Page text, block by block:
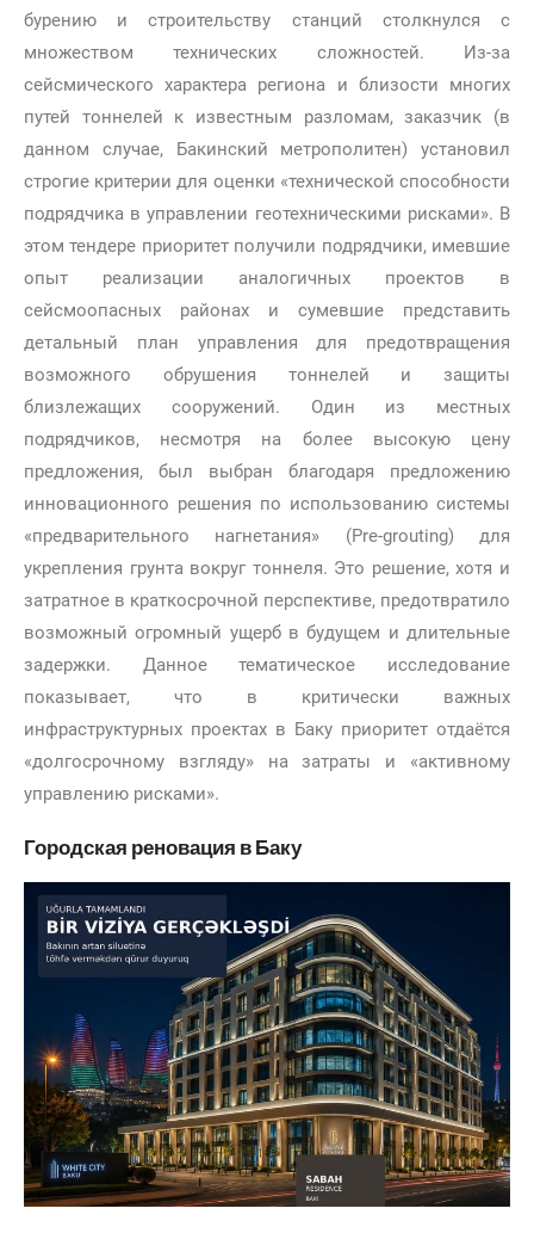
бурению и строительству станций столкнулся с
множеством технических сложностей. Из-за
сейсмического характера региона и близости многих
путей тоннелей к известным разломам, заказчик (в
данном случае, Бакинский метрополитен) установил
строгие критерии для оценки «технической способности
подрядчика в управлении геотехническими рисками». В
этом тендере приоритет получили подрядчики, имевшие
опыт реализации аналогичных проектов в
сейсмоопасных районах и сумевшие представить
детальный план управления для предотвращения
возможного обрушения тоннелей и защиты
близлежащих сооружений. Один из местных
подрядчиков, несмотря на более высокую цену
предложения, был выбран благодаря предложению
инновационного решения по использованию системы
«предварительного нагнетания» (Pre-grouting) для
укрепления грунта вокруг тоннеля. Это решение, хотя и
затратное в краткосрочной перспективе, предотвратило
возможный огромный ущерб в будущем и длительные
задержки. Данное тематическое исследование
показывает, что в критически важных
инфраструктурных проектах в Баку приоритет отдаётся
«долгосрочному взгляду» на затраты и «активному
управлению рисками».
Городская реновация в Баку